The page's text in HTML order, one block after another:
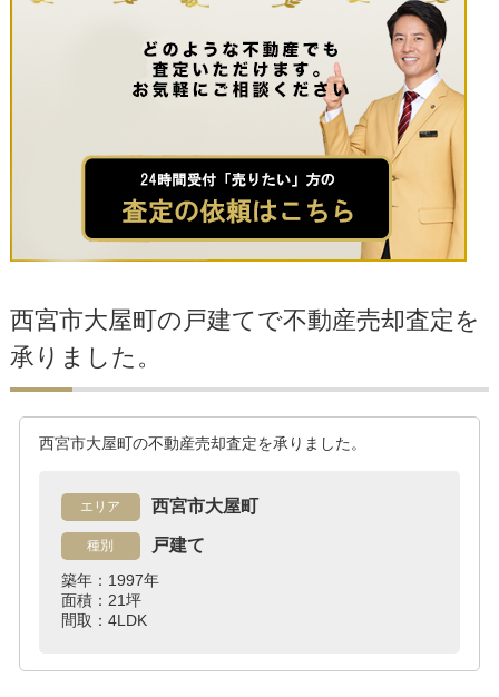
西宮市大屋町の戸建てで不動産売却査定を
承りました。
西宮市大屋町の不動産売却査定を承りました。
エリア 西宮市大屋町
種別 戸建て
築年：1997年
面積：21坪
間取：4LDK